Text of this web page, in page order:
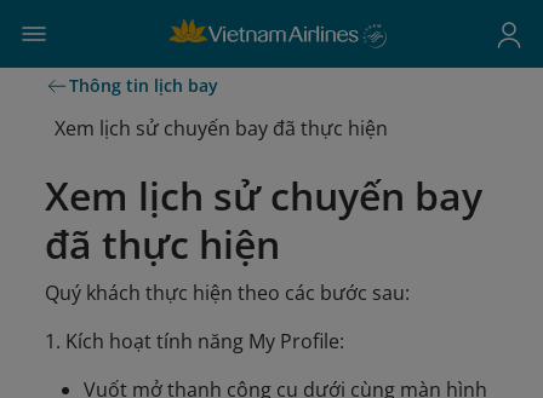
Thông tin lịch bay
Xem lịch sử chuyến bay đã thực hiện
Xem lịch sử chuyến bay
đã thực hiện
Quý khách thực hiện theo các bước sau:
1. Kích hoạt tính năng My Profile:
Vuốt mở thanh công cụ dưới cùng màn hình